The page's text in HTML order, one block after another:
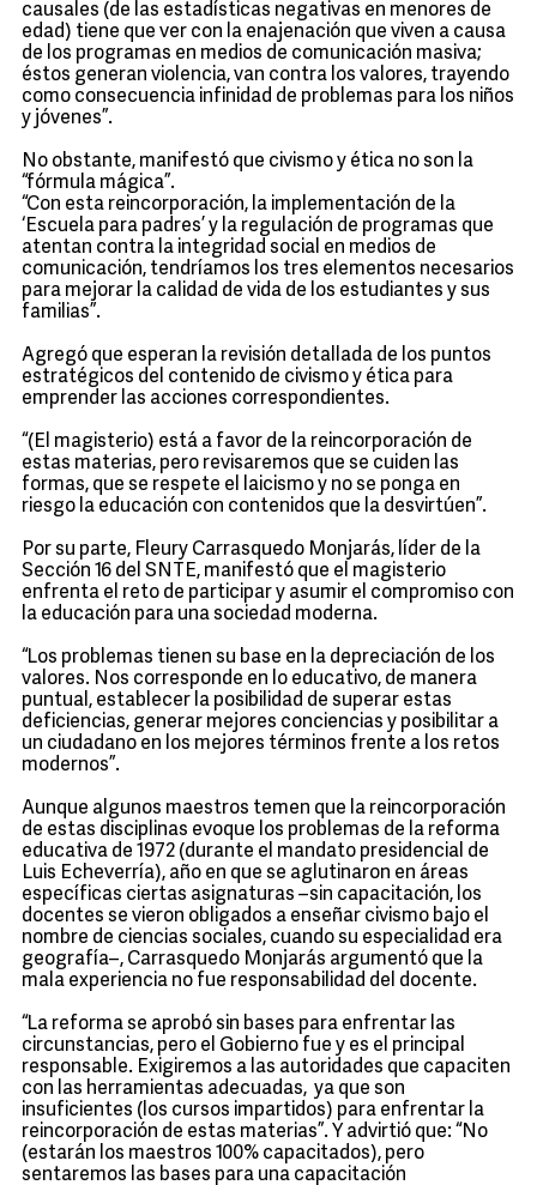
causales (de las estadísticas negativas en menores de
edad) tiene que ver con la enajenación que viven a causa
de los programas en medios de comunicación masiva;
éstos generan violencia, van contra los valores, trayendo
como consecuencia infinidad de problemas para los niños
y jóvenes”.
No obstante, manifestó que civismo y ética no son la
“fórmula mágica”.
“Con esta reincorporación, la implementación de la
‘Escuela para padres’ y la regulación de programas que
atentan contra la integridad social en medios de
comunicación, tendríamos los tres elementos necesarios
para mejorar la calidad de vida de los estudiantes y sus
familias”.
Agregó que esperan la revisión detallada de los puntos
estratégicos del contenido de civismo y ética para
emprender las acciones correspondientes.
“(El magisterio) está a favor de la reincorporación de
estas materias, pero revisaremos que se cuiden las
formas, que se respete el laicismo y no se ponga en
riesgo la educación con contenidos que la desvirtúen”.
Por su parte, Fleury Carrasquedo Monjarás, líder de la
Sección 16 del SNTE, manifestó que el magisterio
enfrenta el reto de participar y asumir el compromiso con
la educación para una sociedad moderna.
“Los problemas tienen su base en la depreciación de los
valores. Nos corresponde en lo educativo, de manera
puntual, establecer la posibilidad de superar estas
deficiencias, generar mejores conciencias y posibilitar a
un ciudadano en los mejores términos frente a los retos
modernos”.
Aunque algunos maestros temen que la reincorporación
de estas disciplinas evoque los problemas de la reforma
educativa de 1972 (durante el mandato presidencial de
Luis Echeverría), año en que se aglutinaron en áreas
específicas ciertas asignaturas –sin capacitación, los
docentes se vieron obligados a enseñar civismo bajo el
nombre de ciencias sociales, cuando su especialidad era
geografía–, Carrasquedo Monjarás argumentó que la
mala experiencia no fue responsabilidad del docente.
“La reforma se aprobó sin bases para enfrentar las
circunstancias, pero el Gobierno fue y es el principal
responsable. Exigiremos a las autoridades que capaciten
con las herramientas adecuadas, ya que son
insuficientes (los cursos impartidos) para enfrentar la
reincorporación de estas materias”. Y advirtió que: “No
(estarán los maestros 100% capacitados), pero
sentaremos las bases para una capacitación